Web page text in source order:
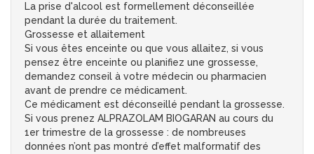
La prise d'alcool est formellement déconseillée
pendant la durée du traitement.
Grossesse et allaitement
Si vous êtes enceinte ou que vous allaitez, si vous
pensez être enceinte ou planifiez une grossesse,
demandez conseil à votre médecin ou pharmacien
avant de prendre ce médicament.
Ce médicament est déconseillé pendant la grossesse.
Si vous prenez ALPRAZOLAM BIOGARAN au cours du
1er trimestre de la grossesse : de nombreuses
données n’ont pas montré d’effet malformatif des